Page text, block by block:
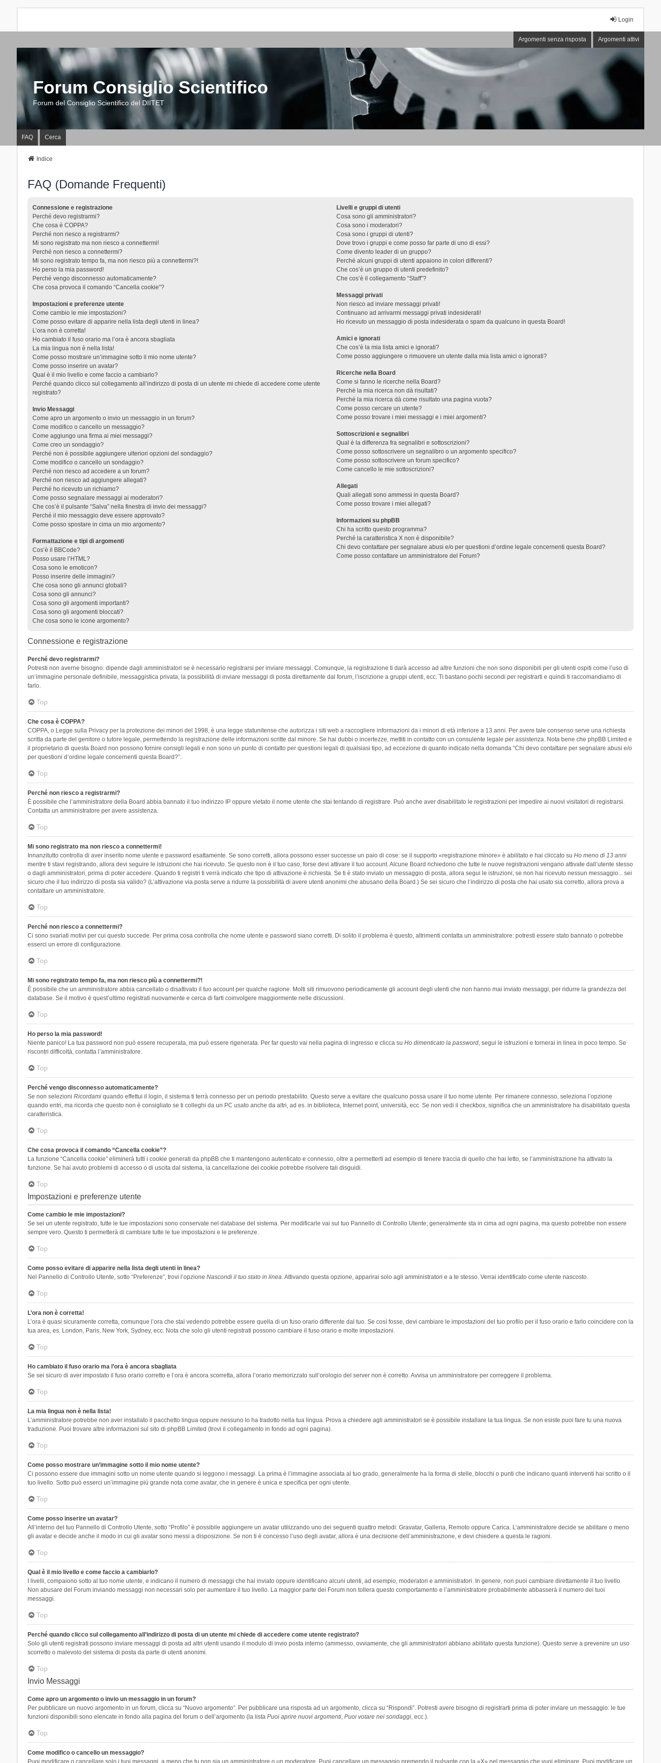
Login
Argomenti senza risposta Argomenti attivi
Forum Consiglio Scientifico
Forum del Consiglio Scientifico del DIITET
FAQ Cerca
Indice
FAQ (Domande Frequenti)
Connessione e registrazione
Perché devo registrarmi?
Che cosa è COPPA?
Perché non riesco a registrarmi?
Mi sono registrato ma non riesco a connettermi!
Perché non riesco a connettermi?
Mi sono registrato tempo fa, ma non riesco più a connettermi?!
Ho perso la mia password!
Perché vengo disconnesso automaticamente?
Che cosa provoca il comando “Cancella cookie”?
Impostazioni e preferenze utente
Come cambio le mie impostazioni?
Come posso evitare di apparire nella lista degli utenti in linea?
L’ora non è corretta!
Ho cambiato il fuso orario ma l’ora è ancora sbagliata
La mia lingua non è nella lista!
Come posso mostrare un’immagine sotto il mio nome utente?
Come posso inserire un avatar?
Qual è il mio livello e come faccio a cambiarlo?
Perché quando clicco sul collegamento all’indirizzo di posta di un utente mi chiede di accedere come utente
registrato?
Invio Messaggi
Come apro un argomento o invio un messaggio in un forum?
Come modifico o cancello un messaggio?
Come aggiungo una firma ai miei messaggi?
Come creo un sondaggio?
Perché non è possibile aggiungere ulteriori opzioni del sondaggio?
Come modifico o cancello un sondaggio?
Perché non riesco ad accedere a un forum?
Perché non riesco ad aggiungere allegati?
Perché ho ricevuto un richiamo?
Come posso segnalare messaggi ai moderatori?
Che cos’è il pulsante “Salva” nella finestra di invio dei messaggi?
Perché il mio messaggio deve essere approvato?
Come posso spostare in cima un mio argomento?
Formattazione e tipi di argomenti
Cos’è il BBCode?
Posso usare l’HTML?
Cosa sono le emoticon?
Posso inserire delle immagini?
Che cosa sono gli annunci globali?
Cosa sono gli annunci?
Cosa sono gli argomenti importanti?
Cosa sono gli argomenti bloccati?
Che cosa sono le icone argomento?
Livelli e gruppi di utenti
Cosa sono gli amministratori?
Cosa sono i moderatori?
Cosa sono i gruppi di utenti?
Dove trovo i gruppi e come posso far parte di uno di essi?
Come divento leader di un gruppo?
Perché alcuni gruppi di utenti appaiono in colori differenti?
Che cos’è un gruppo di utenti predefinito?
Che cos’è il collegamento “Staff”?
Messaggi privati
Non riesco ad inviare messaggi privati!
Continuano ad arrivarmi messaggi privati indesiderati!
Ho ricevuto un messaggio di posta indesiderata o spam da qualcuno in questa Board!
Amici e ignorati
Che cos’è la mia lista amici e ignorati?
Come posso aggiungere o rimuovere un utente dalla mia lista amici o ignorati?
Ricerche nella Board
Come si fanno le ricerche nella Board?
Perché la mia ricerca non dà risultati?
Perché la mia ricerca dà come risultato una pagina vuota?
Come posso cercare un utente?
Come posso trovare i miei messaggi e i miei argomenti?
Sottoscrizioni e segnalibri
Qual è la differenza fra segnalibri e sottoscrizioni?
Come posso sottoscrivere un segnalibro o un argomento specifico?
Come posso sottoscrivere un forum specifico?
Come cancello le mie sottoscrizioni?
Allegati
Quali allegati sono ammessi in questa Board?
Come posso trovare i miei allegati?
Informazioni su phpBB
Chi ha scritto questo programma?
Perché la caratteristica X non è disponibile?
Chi devo contattare per segnalare abusi e/o per questioni d’ordine legale concernenti questa Board?
Come posso contattare un amministratore del Forum?
Connessione e registrazione
Perché devo registrarmi?
Potresti non averne bisogno: dipende dagli amministratori se è necessario registrarsi per inviare messaggi. Comunque, la registrazione ti darà accesso ad altre funzioni che non sono disponibili per gli utenti ospiti come l’uso di
un’immagine personale definibile, messaggistica privata, la possibilità di inviare messaggi di posta direttamente dal forum, l’iscrizione a gruppi utenti, ecc. Ti bastano pochi secondi per registrarti e quindi ti raccomandiamo di
farlo.
Top
Che cosa è COPPA?
COPPA, o Legge sulla Privacy per la protezione dei minori del 1998, è una legge statunitense che autorizza i siti web a raccogliere informazioni da i minori di età inferiore a 13 anni. Per avere tale consenso serve una richiesta
scritta da parte del genitore o tutore legale, permettendo la registrazione delle informazioni scritte dal minore. Se hai dubbi o incertezze, mettiti in contatto con un consulente legale per assistenza. Nota bene che phpBB Limited e
il proprietario di questa Board non possono fornire consigli legali e non sono un punto di contatto per questioni legali di qualsiasi tipo, ad eccezione di quanto indicato nella domanda “Chi devo contattare per segnalare abusi e/o
per questioni d’ordine legale concernenti questa Board?”.
Top
Perché non riesco a registrarmi?
È possibile che l’amministratore della Board abbia bannato il tuo indirizzo IP oppure vietato il nome utente che stai tentando di registrare. Può anche aver disabilitato le registrazioni per impedire ai nuovi visitatori di registrarsi.
Contatta un amministratore per avere assistenza.
Top
Mi sono registrato ma non riesco a connettermi!
Innanzitutto controlla di aver inserito nome utente e password esattamente. Se sono corretti, allora possono esser successe un paio di cose: se il supporto «registrazione minore» è abilitato e hai cliccato su Ho meno di 13 anni
mentre ti stavi registrando, allora devi seguire le istruzioni che hai ricevuto. Se questo non è il tuo caso, forse devi attivare il tuo account. Alcune Board richiedono che tutte le nuove registrazioni vengano attivate dall’utente stesso
o dagli amministratori, prima di poter accedere. Quando ti registri ti verrà indicato che tipo di attivazione è richiesta. Se ti è stato inviato un messaggio di posta, allora segui le istruzioni; se non hai ricevuto nessun messaggio... sei
sicuro che il tuo indirizzo di posta sia valido? (L’attivazione via posta serve a ridurre la possibilità di avere utenti anonimi che abusano della Board.) Se sei sicuro che l’indirizzo di posta che hai usato sia corretto, allora prova a
contattare un amministratore.
Top
Perché non riesco a connettermi?
Ci sono svariati motivi per cui questo succede. Per prima cosa controlla che nome utente e password siano corretti. Di solito il problema è questo, altrimenti contatta un amministratore: potresti essere stato bannato o potrebbe
esserci un errore di configurazione.
Top
Mi sono registrato tempo fa, ma non riesco più a connettermi?!
È possibile che un amministratore abbia cancellato o disattivato il tuo account per qualche ragione. Molti siti rimuovono periodicamente gli account degli utenti che non hanno mai inviato messaggi, per ridurre la grandezza del
database. Se il motivo è quest’ultimo registrati nuovamente e cerca di farti coinvolgere maggiormente nelle discussioni.
Top
Ho perso la mia password!
Niente panico! La tua password non può essere recuperata, ma può essere rigenerata. Per far questo vai nella pagina di ingresso e clicca su Ho dimenticato la password, segui le istruzioni e tornerai in linea in poco tempo. Se
riscontri difficoltà, contatta l’amministratore.
Top
Perché vengo disconnesso automaticamente?
Se non selezioni Ricordamiquando effettui il login, il sistema ti terrà connesso per un periodo prestabilito. Questo serve a evitare che qualcuno possa usare il tuo nome utente. Per rimanere connesso, seleziona l’opzione
quando entri, ma ricorda che questo non è consigliato se ti colleghi da un PC usato anche da altri, ad es. in biblioteca, Internet point, università, ecc. Se non vedi il checkbox, significa che un amministratore ha disabilitato questa
caratteristica.
Top
Che cosa provoca il comando “Cancella cookie”?
La funzione “Cancella cookie” eliminerà tutti i cookie generati da phpBB che ti mantengono autenticato e connesso, oltre a permetterti ad esempio di tenere traccia di quello che hai letto, se l’amministrazione ha attivato la
funzione. Se hai avuto problemi di accesso o di uscita dal sistema, la cancellazione dei cookie potrebbe risolvere tali disguidi.
Top
Impostazioni e preferenze utente
Come cambio le mie impostazioni?
Se sei un utente registrato, tutte le tue impostazioni sono conservate nel database del sistema. Per modificarle vai sul tuo Pannello di Controllo Utente; generalmente sta in cima ad ogni pagina, ma questo potrebbe non essere
sempre vero. Questo ti permetterà di cambiare tutte le tue impostazioni e le preferenze.
Top
Come posso evitare di apparire nella lista degli utenti in linea?
Nel Pannello di Controllo Utente, sotto “Preferenze”, trovi l’opzione Nascondi il tuo stato in linea. Attivando questa opzione, apparirai solo agli amministratori e a te stesso. Verrai identificato come utente nascosto.
Top
L’ora non è corretta!
L’ora è quasi sicuramente corretta, comunque l’ora che stai vedendo potrebbe essere quella di un fuso orario differente dal tuo. Se così fosse, devi cambiare le impostazioni del tuo profilo per il fuso orario e farlo coincidere con la
tua area, es. London, Paris, New York, Sydney, ecc. Nota che solo gli utenti registrati possono cambiare il fuso orario e molte impostazioni.
Top
Ho cambiato il fuso orario ma l’ora è ancora sbagliata
Se sei sicuro di aver impostato il fuso orario corretto e l’ora è ancora scorretta, allora l’orario memorizzato sull’orologio del server non è corretto. Avvisa un amministratore per correggere il problema.
Top
La mia lingua non è nella lista!
L’amministratore potrebbe non aver installato il pacchetto lingua oppure nessuno lo ha tradotto nella tua lingua. Prova a chiedere agli amministratori se è possibile installare la tua lingua. Se non esiste puoi fare tu una nuova
traduzione. Puoi trovare altre informazioni sul sito di phpBB Limited (trovi il collegamento in fondo ad ogni pagina).
Top
Come posso mostrare un’immagine sotto il mio nome utente?
Ci possono essere due immagini sotto un nome utente quando si leggono i messaggi. La prima è l’immagine associata al tuo grado, generalmente ha la forma di stelle, blocchi o punti che indicano quanti interventi hai scritto o il
tuo livello. Sotto può esserci un’immagine più grande nota come avatar, che in genere è unica e specifica per ogni utente.
Top
Come posso inserire un avatar?
All’interno del tuo Pannello di Controllo Utente, sotto “Profilo” è possibile aggiungere un avatar utilizzando uno dei seguenti quattro metodi: Gravatar, Galleria, Remoto oppure Carica. L’amministratore decide se abilitare o meno
gli avatar e decide anche il modo in cui gli avatar sono messi a disposizione. Se non ti è concesso l’uso degli avatar, allora è una decisione dell’amministrazione, e devi chiedere a questa le ragioni.
Top
Qual è il mio livello e come faccio a cambiarlo?
I livelli, compaiono sotto al tuo nome utente, e indicano il numero di messaggi che hai inviato oppure identificano alcuni utenti, ad esempio, moderatori e amministratori. In genere, non puoi cambiare direttamente il tuo livello.
Non abusare del Forum inviando messaggi non necessari solo per aumentare il tuo livello. La maggior parte dei Forum non tollera questo comportamento e l’amministratore probabilmente abbasserà il numero dei tuoi
messaggi.
Top
Perché quando clicco sul collegamento all’indirizzo di posta di un utente mi chiede di accedere come utente registrato?
Solo gli utenti registrati possono inviare messaggi di posta ad altri utenti usando il modulo di invio posta interno (ammesso, ovviamente, che gli amministratori abbiano abilitato questa funzione). Questo serve a prevenire un uso
scorretto o malevolo del sistema di posta da parte di utenti anonimi.
Top
Invio Messaggi
Come apro un argomento o invio un messaggio in un forum?
Per pubblicare un nuovo argomento in un forum, clicca su “Nuovo argomento”. Per pubblicare una risposta ad un argomento, clicca su “Rispondi”. Potresti avere bisogno di registrarti prima di poter inviare un messaggio: le tue
funzioni disponibili sono elencate in fondo alla pagina del forum o dell’argomento (la lista Puoi aprire nuovi argomenti, Puoi votare nei sondaggi, ecc.).
Top
Come modifico o cancello un messaggio?
Puoi modificare o cancellare solo i tuoi messaggi, a meno che tu non sia un amministratore o un moderatore. Puoi cancellare un messaggio premendo il pulsante con la «X» nel messaggio che vuoi eliminare. Puoi modificare un